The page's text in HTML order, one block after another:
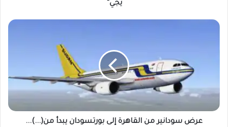
يجي”
عرض
يبدأ
من(...)...
التفاصيل
عرض سودانير من القاهرة إلى بورتسودان يبدأ من(...)...